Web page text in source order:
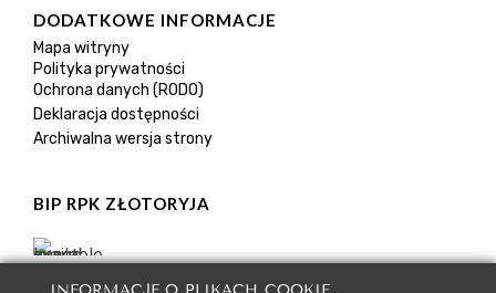
DODATKOWE INFORMACJE
Mapa witryny
Polityka prywatności
Ochrona danych (RODO)
Deklaracja dostępności
Archiwalna wersja strony
BIP RPK ZŁOTORYJA
INFORMACJE O PLIKACH COOKIE